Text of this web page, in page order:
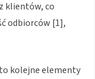
klientów, co
odbiorców [1],
kolejne elementy